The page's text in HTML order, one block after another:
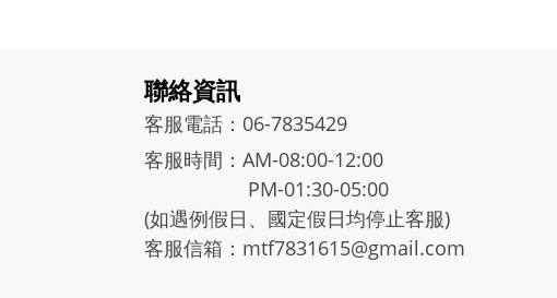
聯絡資訊
客服電話：06-7835429
客服時間：AM-08:00-12:00
PM-01:30-05:00
(如遇例假日、國定假日均停止客服)
客服信箱：mtf7831615@gmail.com